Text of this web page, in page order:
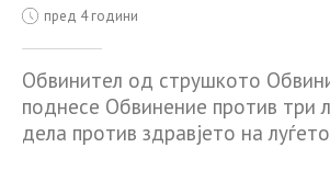
пред 4 години
Обвинител од струшкото
поднесе Обвинение против три
дела против здравјето на